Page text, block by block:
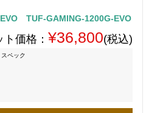
TUF-GAMING-1200G-EVO
ト価格： ¥36,800(税込)
スペック